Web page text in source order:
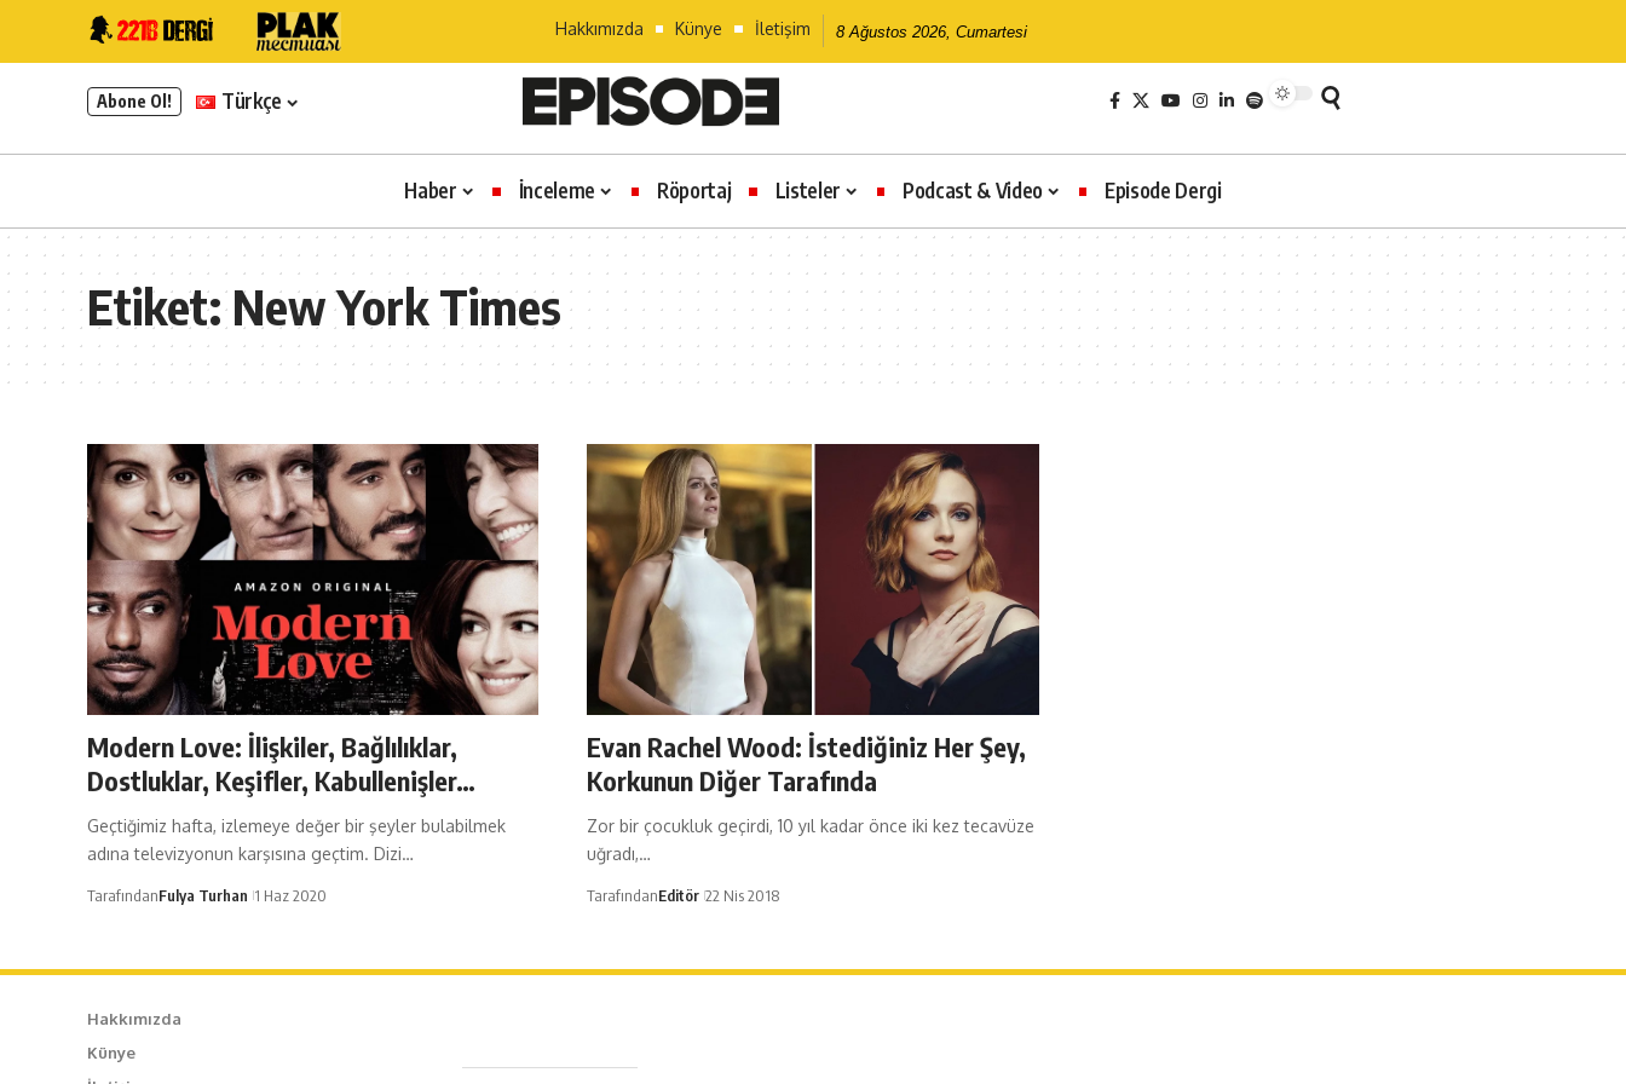
Hakkımızda Künye İletişim 8 Ağustos 2026, Cumartesi
Abone Ol! Türkçe
Haber İnceleme Röportaj Listeler Podcast & Video Episode Dergi
Etiket:New York Times
Modern Love: İlişkiler, Bağlılıklar,
Dostluklar, Keşifler, Kabullenişler…
Geçtiğimiz hafta, izlemeye değer bir şeyler bulabilmek
adına televizyonun karşısına geçtim. Dizi…
TarafındanFulya Turhan 1 Haz 2020
Evan Rachel Wood: İstediğiniz Her Şey,
Korkunun Diğer Tarafında
Zor bir çocukluk geçirdi, 10 yıl kadar önce iki kez tecavüze
uğradı,…
TarafındanEditör 22 Nis 2018
Hakkımızda
Künye
Caferağa Mah. Dr. Şakir Paşa Sok. No3/A Kadıköy İstanbul